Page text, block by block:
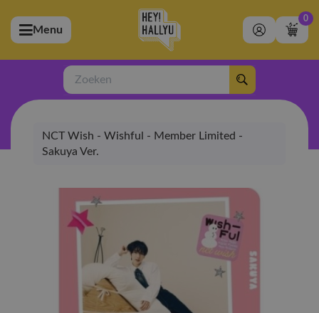
(Artiesten)
(Merchandise)
(Exclusive)
(Winkel)
Menu
0
Zoeken
NCT Wish - Wishful - Member Limited -
Sakuya Ver.